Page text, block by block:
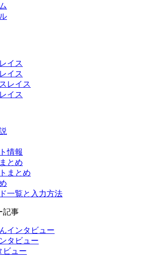
イス
イス
レイス
イス
情報
とめ
まとめ
一覧と入力方法
記事
インタビュー
タビュー
ビュー